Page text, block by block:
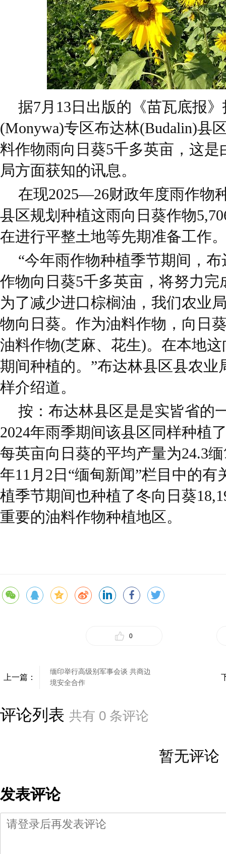
据7月13日出版的《苗瓦底报
(Monywa)专区布达林(Budalin)县
料作物雨向日葵5千多英亩，这
局方面获知的讯息。
在现2025—26财政年度雨作物
县区规划种植这雨向日葵作物
在进行平整土地等先期准备工作
“今年雨作物种植季节期间，
作物向日葵5千多英亩，将努力
为了减少进口棕榈油，我们农业
物向日葵。作为油料作物，向日
油料作物(芝麻、花生)。在本地
期间种植的。”布达林县区县农业
样介绍道。
按：布达林县区是是实皆省的
2024年雨季期间该县区同样种植
每英亩向日葵的平均产量为24.3
年11月2日“缅甸新闻”栏目中的
植季节期间也种植了冬向日葵
重要的油料作物种植地区。
0
上一篇：
缅印举行高级别军事会谈 共商边
境安全合作
评论列表 共有 0 条评论
暂无评论
发表评论